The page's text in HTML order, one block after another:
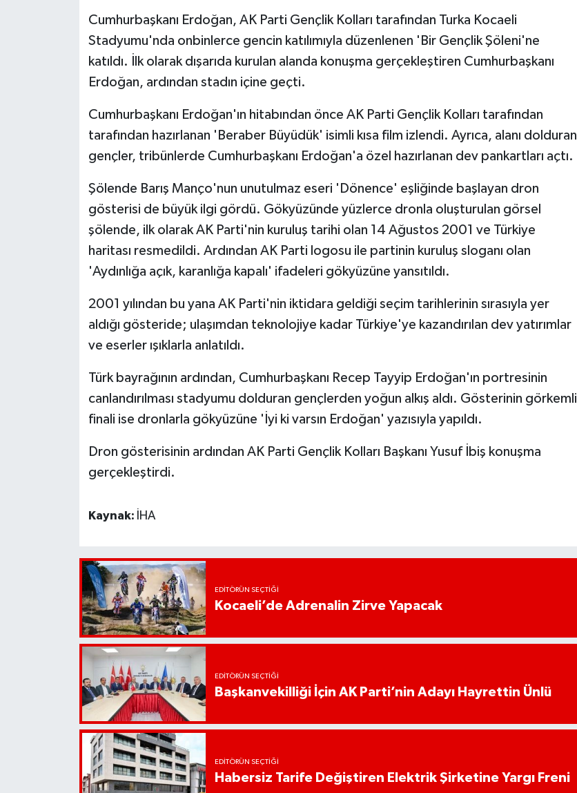
Cumhurbaşkanı Erdoğan, AK Parti Gençlik Kolları tarafından Turka Kocaeli
Stadyumu'nda onbinlerce gencin katılımıyla düzenlenen 'Bir Gençlik Şöleni'ne
katıldı. İlk olarak dışarıda kurulan alanda konuşma gerçekleştiren Cumhurbaşkanı
Erdoğan, ardından stadın içine geçti.
Cumhurbaşkanı Erdoğan'ın hitabından önce AK Parti Gençlik Kolları tarafından
tarafından hazırlanan 'Beraber Büyüdük' isimli kısa film izlendi. Ayrıca, alanı dolduran
gençler, tribünlerde Cumhurbaşkanı Erdoğan'a özel hazırlanan dev pankartları açtı.
Şölende Barış Manço'nun unutulmaz eseri 'Dönence' eşliğinde başlayan dron
gösterisi de büyük ilgi gördü. Gökyüzünde yüzlerce dronla oluşturulan görsel
şölende, ilk olarak AK Parti'nin kuruluş tarihi olan 14 Ağustos 2001 ve Türkiye
haritası resmedildi. Ardından AK Parti logosu ile partinin kuruluş sloganı olan
'Aydınlığa açık, karanlığa kapalı' ifadeleri gökyüzüne yansıtıldı.
2001 yılından bu yana AK Parti'nin iktidara geldiği seçim tarihlerinin sırasıyla yer
aldığı gösteride; ulaşımdan teknolojiye kadar Türkiye'ye kazandırılan dev yatırımlar
ve eserler ışıklarla anlatıldı.
Türk bayrağının ardından, Cumhurbaşkanı Recep Tayyip Erdoğan'ın portresinin
canlandırılması stadyumu dolduran gençlerden yoğun alkış aldı. Gösterinin görkemli
finali ise dronlarla gökyüzüne 'İyi ki varsın Erdoğan' yazısıyla yapıldı.
Dron gösterisinin ardından AK Parti Gençlik Kolları Başkanı Yusuf İbiş konuşma
gerçekleştirdi.
Kaynak: İHA
EDITÖRÜN SEÇTIĞI
Kocaeli’de Adrenalin Zirve Yapacak
EDITÖRÜN SEÇTIĞI
Başkanvekilliği İçin AK Parti’nin Adayı Hayrettin Ünlü
EDITÖRÜN SEÇTIĞI
Habersiz Tarife Değiştiren Elektrik Şirketine Yargı Freni